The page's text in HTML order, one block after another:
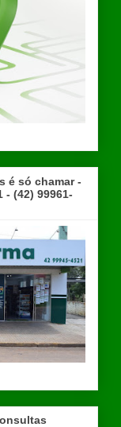
é só chamar -
- (42) 99961-